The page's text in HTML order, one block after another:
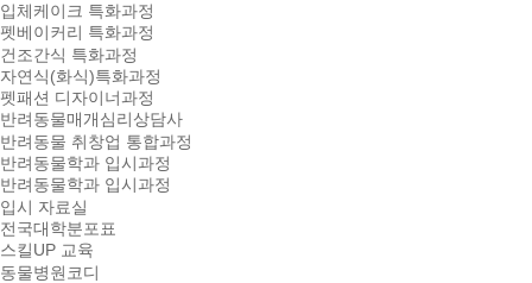
입체케이크 특화과정
펫베이커리 특화과정
건조간식 특화과정
자연식(화식)특화과정
펫패션 디자이너과정
반려동물매개심리상담사
반려동물 취창업 통합과정
반려동물학과 입시과정
반려동물학과 입시과정
입시 자료실
전국대학분포표
스킬UP 교육
동물병원코디